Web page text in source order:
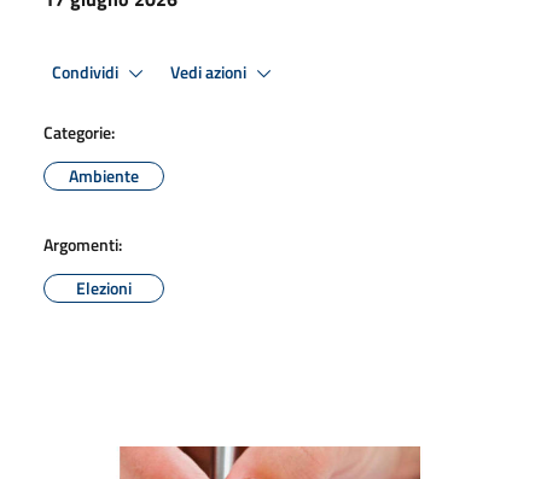
Condividi Vedi azioni
Categorie:
Ambiente
Argomenti:
Elezioni